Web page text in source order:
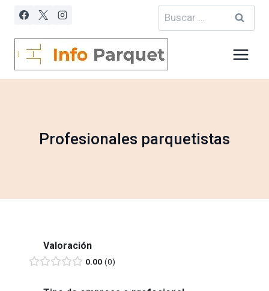
Saltar
contenido
Buscar:
Profesionales parquetistas
Valoración
0.00 0